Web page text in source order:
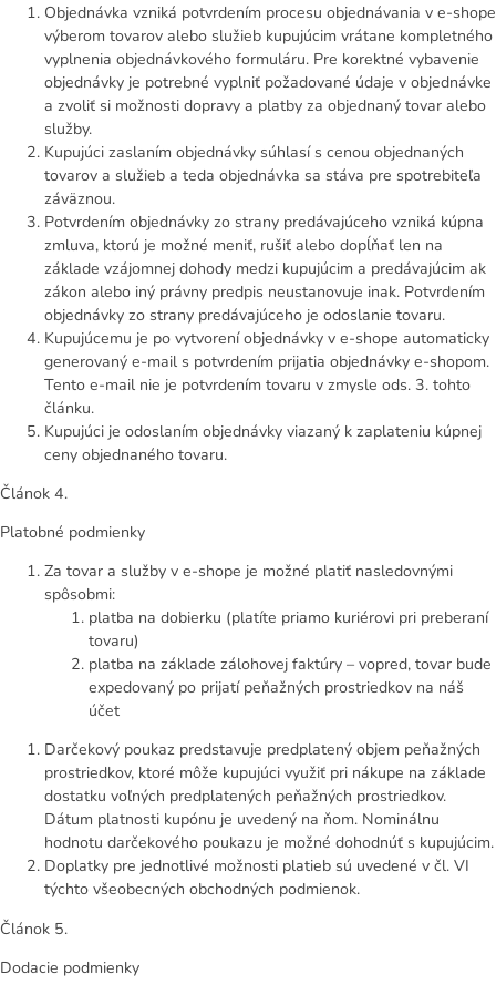
Objednávka vzniká potvrdením procesu objednávania v e-shope
výberom tovarov alebo služieb kupujúcim vrátane kompletného
vyplnenia objednávkového formuláru. Pre korektné vybavenie
objednávky je potrebné vyplniť požadované údaje v objednávke
a zvoliť si možnosti dopravy a platby za objednaný tovar alebo
služby.
Kupujúci zaslaním objednávky súhlasí s cenou objednaných
tovarov a služieb a teda objednávka sa stáva pre spotrebiteľa
záväznou.
Potvrdením objednávky zo strany predávajúceho vzniká kúpna
zmluva, ktorú je možné meniť, rušiť alebo dopĺňať len na
základe vzájomnej dohody medzi kupujúcim a predávajúcim ak
zákon alebo iný právny predpis neustanovuje inak. Potvrdením
objednávky zo strany predávajúceho je odoslanie tovaru.
Kupujúcemu je po vytvorení objednávky v e-shope automaticky
generovaný e-mail s potvrdením prijatia objednávky e-shopom.
Tento e-mail nie je potvrdením tovaru v zmysle ods. 3. tohto
článku.
Kupujúci je odoslaním objednávky viazaný k zaplateniu kúpnej
ceny objednaného tovaru.
Článok 4.
Platobné podmienky
Za tovar a služby v e-shope je možné platiť nasledovnými
spôsobmi:
platba na dobierku (platíte priamo kuriérovi pri preberaní
tovaru)
platba na základe zálohovej faktúry – vopred, tovar bude
expedovaný po prijatí peňažných prostriedkov na náš
účet
Darčekový poukaz predstavuje predplatený objem peňažných
prostriedkov, ktoré môže kupujúci využiť pri nákupe na základe
dostatku voľných predplatených peňažných prostriedkov.
Dátum platnosti kupónu je uvedený na ňom. Nominálnu
hodnotu darčekového poukazu je možné dohodnúť s kupujúcim.
Doplatky pre jednotlivé možnosti platieb sú uvedené v čl. VI
týchto všeobecných obchodných podmienok.
Článok 5.
Dodacie podmienky